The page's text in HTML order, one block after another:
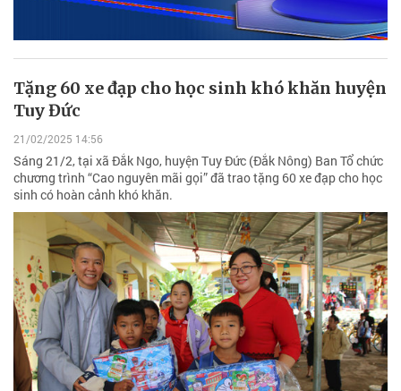
Tặng 60 xe đạp cho học sinh khó khăn huyện
Tuy Đức
21/02/2025 14:56
Sáng 21/2, tại xã Đắk Ngo, huyện Tuy Đức (Đắk Nông) Ban Tổ chức
chương trình “Cao nguyên mãi gọi” đã trao tặng 60 xe đạp cho học
sinh có hoàn cảnh khó khăn.